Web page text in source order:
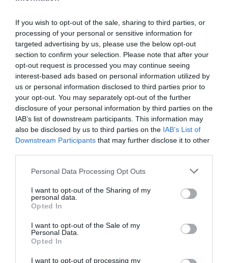
If you wish to opt-out of the sale, sharing to third parties, or
processing of your personal or sensitive information for
targeted advertising by us, please use the below opt-out
section to confirm your selection. Please note that after your
opt-out request is processed you may continue seeing
interest-based ads based on personal information utilized by
us or personal information disclosed to third parties prior to
your opt-out. You may separately opt-out of the further
disclosure of your personal information by third parties on the
IAB’s list of downstream participants. This information may
also be disclosed by us to third parties on the IAB’s List of
Downstream Participants that may further disclose it to other
Please note that this website/app uses one or more Google
not limited to your visit or usage behaviour. You may click to
grant or deny consent to Google and its third-party tags to
use your data for below specified purposes in below Google
consent section.
Personal Data Processing Opt Outs
I want to opt-out of the Sharing of my
personal data.
Opted In
I want to opt-out of the Sale of my
Personal Data.
Opted In
I want to opt-out of processing my